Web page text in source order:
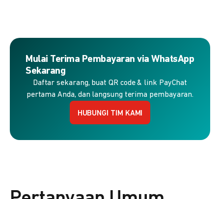
Mulai Terima Pembayaran via WhatsApp
Sekarang
Daftar sekarang, buat QR code & link PayChat
pertama Anda, dan langsung terima pembayaran.
HUBUNGI TIM KAMI